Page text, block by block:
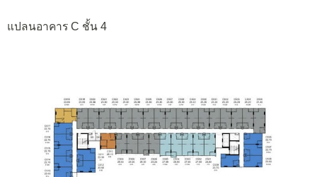
แปลนอาคาร C ชั้น 4